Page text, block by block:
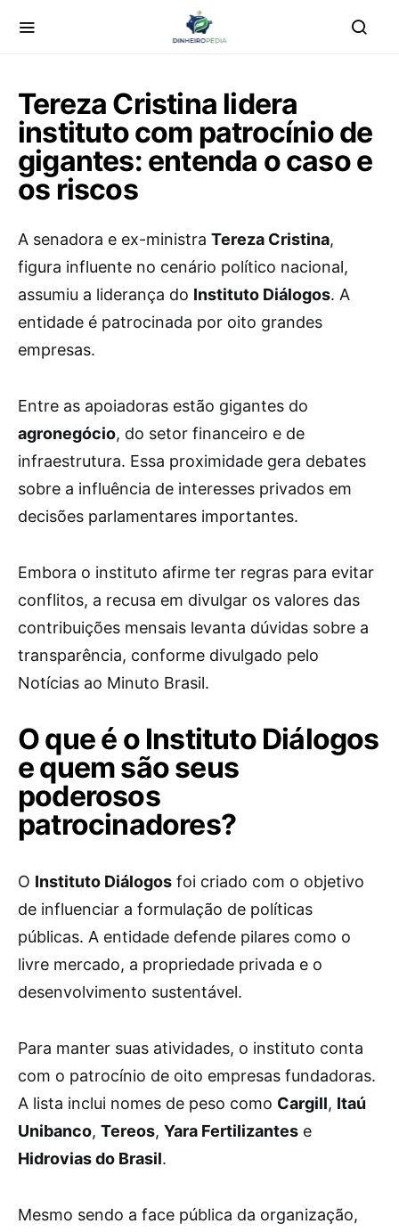
Tereza Cristina lidera
instituto com patrocínio de
gigantes: entenda o caso e
os riscos
A senadora e ex-ministra Tereza Cristina,
figura influente no cenário político nacional,
assumiu a liderança do Instituto Diálogos. A
entidade é patrocinada por oito grandes
empresas.
Entre as apoiadoras estão gigantes do
agronegócio, do setor financeiro e de
infraestrutura. Essa proximidade gera debates
sobre a influência de interesses privados em
decisões parlamentares importantes.
Embora o instituto afirme ter regras para evitar
conflitos, a recusa em divulgar os valores das
contribuições mensais levanta dúvidas sobre a
transparência, conforme divulgado pelo
Notícias ao Minuto Brasil.
O que é o Instituto Diálogos
e quem são seus
poderosos
patrocinadores?
O Instituto Diálogos foi criado com o objetivo
de influenciar a formulação de políticas
públicas. A entidade defende pilares como o
livre mercado, a propriedade privada e o
desenvolvimento sustentável.
Para manter suas atividades, o instituto conta
com o patrocínio de oito empresas fundadoras.
A lista inclui nomes de peso como Cargill, Itaú
Unibanco, Tereos, Yara Fertilizantes e
Hidrovias do Brasil.
Mesmo sendo a face pública da organização,